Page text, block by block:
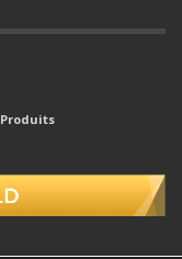
Produits